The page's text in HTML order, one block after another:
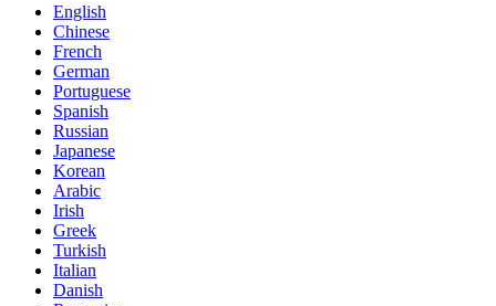
English
Chinese
French
German
Portuguese
Spanish
Russian
Japanese
Korean
Arabic
Irish
Greek
Turkish
Italian
Danish